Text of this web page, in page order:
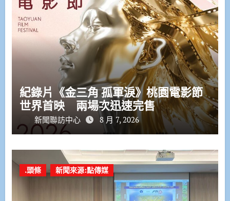
紀錄片《金三角 孤軍淚》桃園電影節
世界首映 兩場次迅速完售
新聞聯訪中心 8 月 7, 2026
.頭條 新聞來源:點傳媒